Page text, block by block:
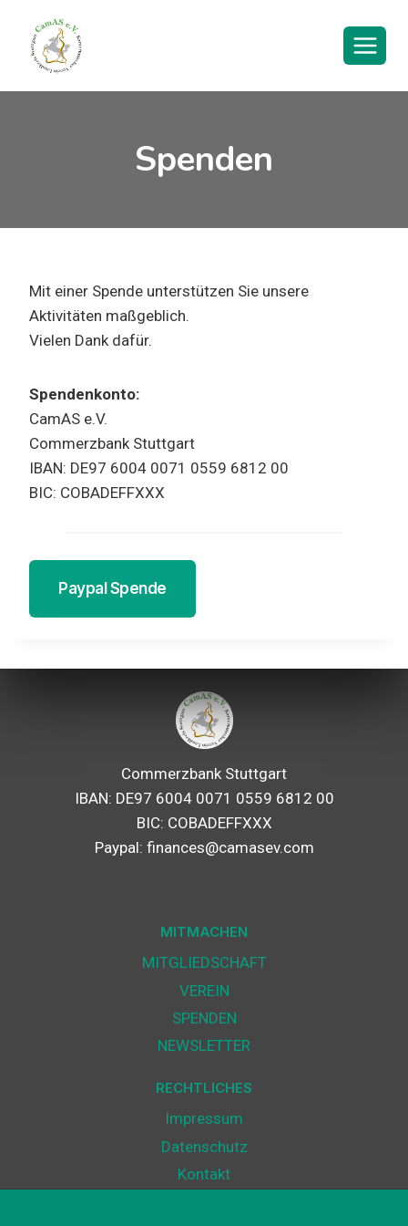
Inhalt
springen
Spenden
Mit einer Spende unterstützen Sie unsere
Aktivitäten maßgeblich.
Vielen Dank dafür.
Spendenkonto:
CamAS e.V.
Commerzbank Stuttgart
IBAN: DE97 6004 0071 0559 6812 00
BIC: COBADEFFXXX
Paypal Spende
Commerzbank Stuttgart
IBAN: DE97 6004 0071 0559 6812 00
BIC: COBADEFFXXX
Paypal: finances@camasev.com
MITMACHEN
MITGLIEDSCHAFT
VEREIN
SPENDEN
NEWSLETTER
RECHTLICHES
Impressum
Datenschutz
Kontakt